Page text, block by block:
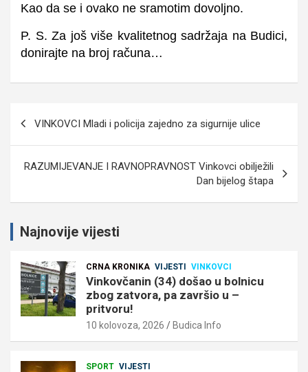
Kao da se i ovako ne sramotim dovoljno.
P. S. Za još više kvalitetnog sadržaja na Budici,
donirajte na broj računa…
VINKOVCI Mladi i policija zajedno za sigurnije ulice
RAZUMIJEVANJE I RAVNOPRAVNOST Vinkovci obilježili
Dan bijelog štapa
Najnovije vijesti
CRNA KRONIKA VIJESTI VINKOVCI
Vinkovčanin (34) došao u bolnicu
zbog zatvora, pa završio u –
pritvoru!
10 kolovoza, 2026 Budica Info
SPORT VIJESTI